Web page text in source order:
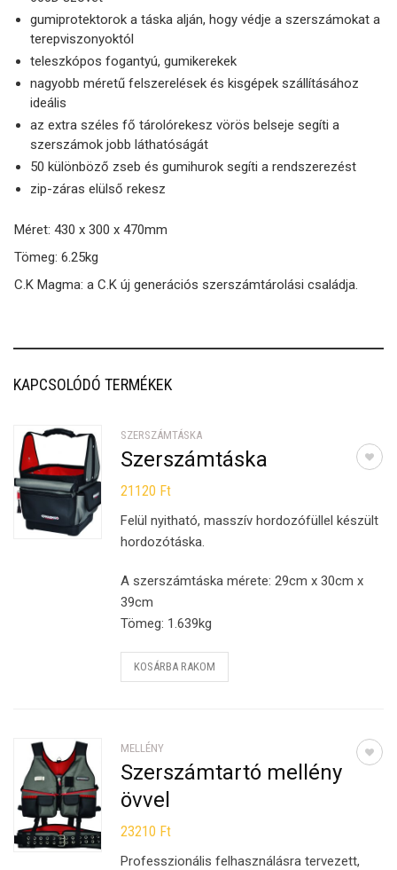
gumiprotektorok a táska alján, hogy védje a szerszámokat a
terepviszonyoktól
teleszkópos fogantyú, gumikerekek
nagyobb méretű felszerelések és kisgépek szállításához
ideális
az extra széles fő tárolórekesz vörös belseje segíti a
szerszámok jobb láthatóságát
50 különböző zseb és gumihurok segíti a rendszerezést
zip-záras elülső rekesz
Méret: 430 x 300 x 470mm
Tömeg: 6.25kg
C.K Magma: a C.K új generációs szerszámtárolási családja.
KAPCSOLÓDÓ TERMÉKEK
SZERSZÁMTÁSKA
Szerszámtáska
21120 Ft
Felül nyitható, masszív hordozófüllel készült
hordozótáska.
A szerszámtáska mérete: 29cm x 30cm x
39cm
Tömeg: 1.639kg
KOSÁRBA RAKOM
MELLÉNY
Szerszámtartó mellény
övvel
23210 Ft
Professzionális felhasználásra tervezett,